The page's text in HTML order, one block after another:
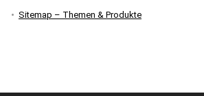
Sitemap – Themen & Produkte